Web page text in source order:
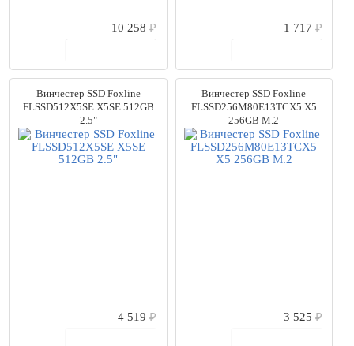
10 258₽
1 717 ₽
Винчестер SSD Foxline
FLSSD512X5SE X5SE 512GB
2.5"
4 519₽
Винчестер SSD Foxline
FLSSD256M80E13TCX5 X5
256GB M.2
3 525 ₽